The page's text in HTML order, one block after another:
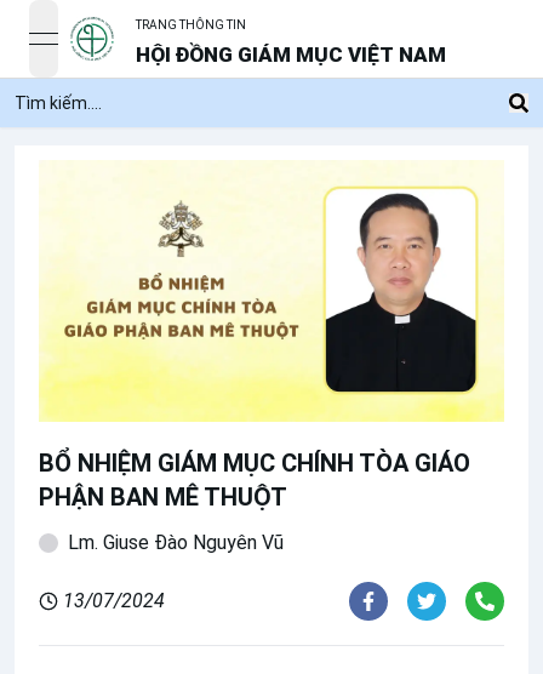
open navigation menu
TRANG THÔNG TIN
HỘI ĐỒNG GIÁM MỤC VIỆT NAM
BỔ NHIỆM GIÁM MỤC CHÍNH TÒA GIÁO
PHẬN BAN MÊ THUỘT
Lm. Giuse Đào Nguyên Vũ
13/07/2024